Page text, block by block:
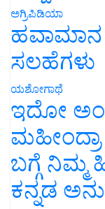
ಅಗ್ರಿಪಿಡಿಯಾ
ಹವಾಮಾನ
ಸಲಹೆಗಳು
ಯಶೋಗಾಥೆ
ಇದೋ
ಮಹೀಂದ್ರಾ
ಬಗ್ಗೆ ನಿಮ್ಮ
ಕನ್ನಡ